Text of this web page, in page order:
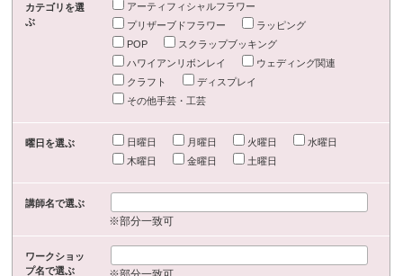
カテゴリを選
ぶ
アーティフィシャルフラワー
プリザーブドフラワー
ラッピング
POP
スクラップブッキング
ハワイアンリボンレイ
ウェディング関連
クラフト
ディスプレイ
その他手芸・工芸
曜日を選ぶ 日曜日 月曜日 火曜日
水曜日
木曜日
金曜日 土曜日
講師名で選ぶ
※部分一致可
ワークショッ
プ名で選ぶ